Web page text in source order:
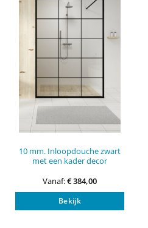
10 mm. Inloopdouche zwart
met een kader decor
Vanaf:€384,00
Bekijk
Dit